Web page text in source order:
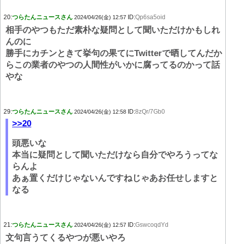
20:つらたんニュースさん 2024/04/26(金) 12:57 ID:Qp6sa5oid
相手のやつもただ素朴な疑問として聞いただけかもしれ
んのに
勝手にカチンときて挙句の果てにTwitterで晒してんだか
らこの業者のやつの人間性がいかに腐ってるのかって話
やな
29:つらたんニュースさん 2024/04/26(金) 12:58 ID:8zQr/7Gb0
>>20
頭悪いな
本当に疑問として聞いただけなら自分でやろうってな
らんよ
あぁ置くだけじゃないんですねじゃあお任せしますと
なる
21:つらたんニュースさん 2024/04/26(金) 12:57 ID:GswcoqdYd
文句言うてくるやつが悪いやろ